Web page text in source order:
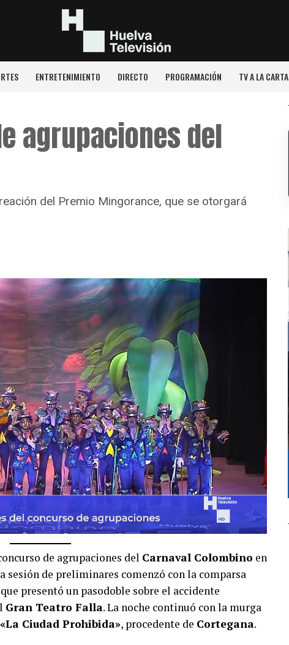
ENTRETENIMIENTO DIRECTO PROGRAMACIÓN TV A LA CARTA
agrupaciones del
del Premio Mingorance, que se otorgará
de agrupaciones del Carnaval Colombino en
sesión de preliminares comenzó con la comparsa
presentó un pasodoble sobre el accidente
Gran Teatro Falla. La noche continuó con la murga
«La Ciudad Prohibida», procedente de Cortegana.